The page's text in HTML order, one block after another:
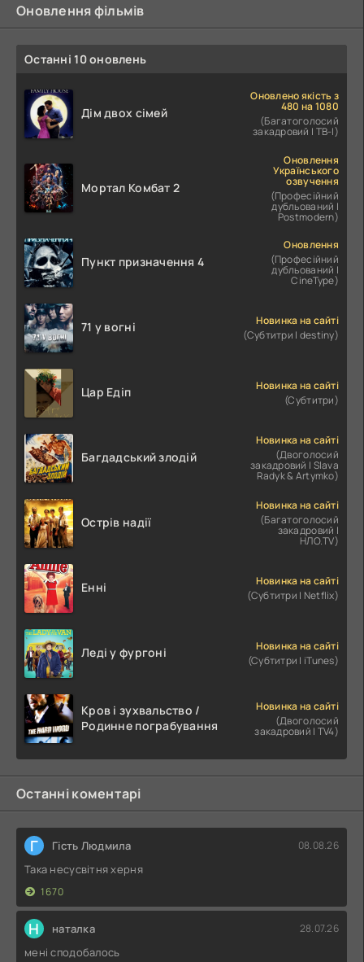
Оновлення фільмів
Останні 10 оновлень
Дім двох сімей
Оновлено якість з
480 на 1080
(Багатоголосий
закадровий | ТВ-І)
Мортал Комбат 2
Оновлення
Українського
озвучення
(Професійний
дубльований |
Postmodern)
Пункт призначення 4
Оновлення
(Професійний
дубльований |
CineType)
71 у вогні
Новинка на сайті
(Субтитри | destiny)
Цар Едіп
Новинка на сайті
(Субтитри)
Багдадський злодій
Новинка на сайті
(Двоголосий
закадровий | Slava
Radyk & Artymko)
Острів надії
Новинка на сайті
(Багатоголосий
закадровий |
НЛО.TV)
Енні
Новинка на сайті
(Субтитри | Netflix)
Леді у фургоні
Новинка на сайті
(Субтитри | iTunes)
Кров і зухвальство /
Родинне пограбування
Новинка на сайті
(Двоголосий
закадровий | TV4)
Останні коментарі
Г Гість Людмила 08.08.26
Така несусвітня херня
1670
Н наталка 28.07.26
мені сподобалось